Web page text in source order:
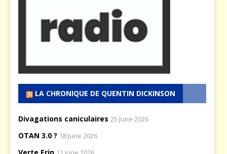
LA CHRONIQUE DE QUENTIN DICKINSON
Divagations caniculaires 25 June 2026
OTAN 3.0 ? 18 June 2026
Verte Erin